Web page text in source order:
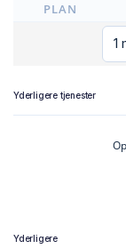
PLAN
Yderligere tjenester
Yderligere